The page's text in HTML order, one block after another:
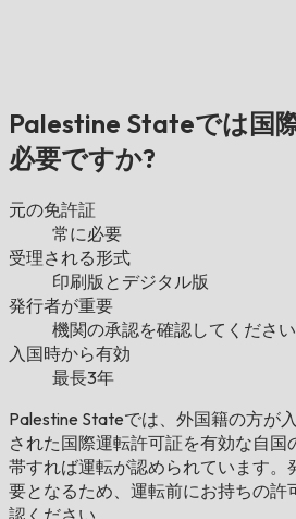
Palestine Stateでは国
必要ですか?
元の免許証
常に必要
受理される形式
印刷版とデジタル版
発行者が重要
機関の承認を確認してください
入国時から有効
最長3年
Palestine Stateでは、外国籍の方が
された国際運転許可証を有効な自
帯すれば運転が認められています。
要となるため、運転前にお持ちの許